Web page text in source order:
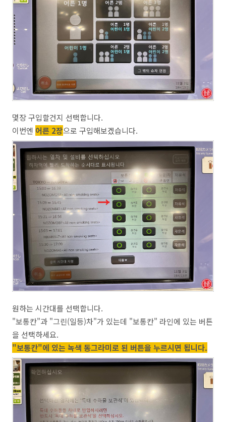
몇장 구입할건지 선택합니다.
이번엔 어른 2장으로 구입해보겠습니다.
원하는 시간대를 선택합니다.
"보통칸"과 "그린(일등)차"가 있는데 "보통칸" 라인에 있는 버튼
을 선택하세요.
"보통칸"에 있는 녹색 동그라미로 된 버튼을 누르시면 됩니다.